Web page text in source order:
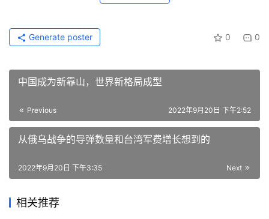
0 0
Generate poster
中国成为新靠山，世界新格局成型
Previous 2022年9月20日 下午2:52
从俄乌战争的导弹数量和台湾军费增长想到的
Next
2022年9月20日 下午3:35
相关推荐